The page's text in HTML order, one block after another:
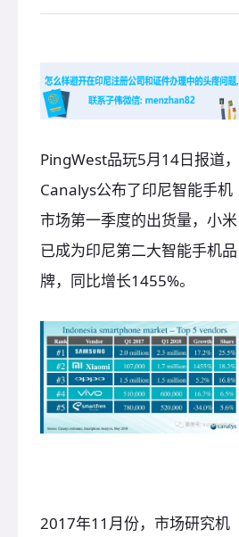
PingWest品玩5月14日报道，
Canalys公布了印尼智能手机
市场第一季度的出货量，小米
已成为印尼第二大智能手机品
牌，同比增长1455%。
2017年11月份，市场研究机